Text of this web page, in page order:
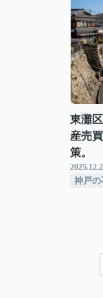
東灘
産売
策。
神戸の